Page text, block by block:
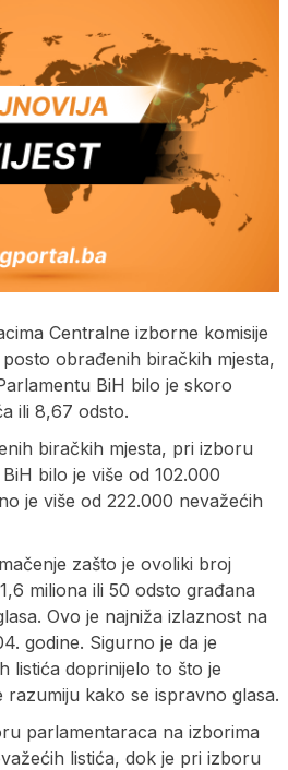
Centralne izborne komisije
obrađenih biračkih mjesta,
BiH bilo je skoro
ili 8,67 odsto.
biračkih mjesta, pri izboru
bilo je više od 102.000
je više od 222.000 nevažećih
zašto je ovoliki broj
miliona ili 50 odsto građana
Ovo je najniža izlaznost na
godine. Sigurno je da je
listića doprinijelo to što je
kako se ispravno glasa.
parlamentaraca na izborima
listića, dok je pri izboru